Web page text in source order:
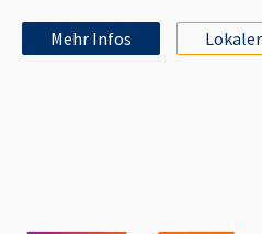
Mehr Infos